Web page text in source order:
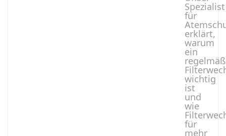
Spezialist
für
erklärt,
warum
ein
wichtig
ist
und
wie
für
mehr